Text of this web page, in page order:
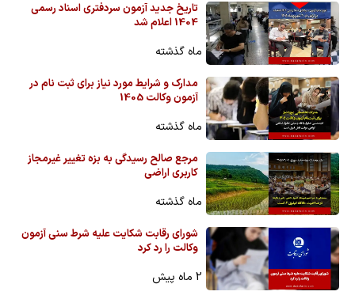
تاریخ جدید آزمون سردفتری اسناد رسمی
1404 اعلام شد
ماه گذشته
مدارک و شرایط مورد نیاز برای ثبت نام در
آزمون وکالت 1405
ماه گذشته
مرجع صالح رسیدگی به بزه تغییر غیرمجاز
کاربری اراضی
ماه گذشته
شورای رقابت شکایت علیه شرط سنی آزمون
وکالت را رد کرد
2 ماه پیش